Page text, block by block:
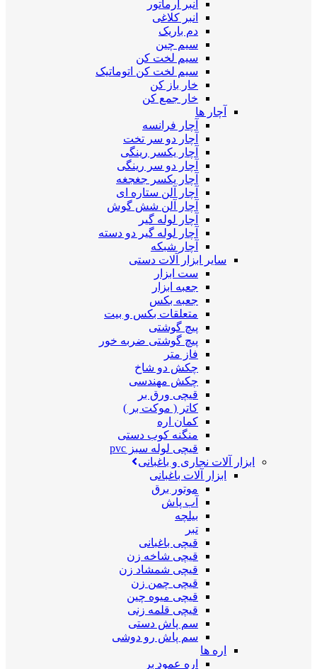
انبر آرماتور
انبر کلاغی
دم باریک
سیم چین
سیم لخت کن
سیم لخت کن اتوماتیک
خار باز کن
خار جمع کن
آچار ها
آچار فرانسه
آچار دو سر تخت
آچار یکسر رینگی
آچار دو سر رینگی
آچار یکسر جغجغه
آچار آلن ستاره ای
آچار آلن شش گوش
آچار لوله گیر
آچار لوله گیر دو دسته
آچار شبکه
سایر ابزار آلات دستی
ست ابزار
جعبه ابزار
جعبه بکس
متعلقات بکس و بیت
پیچ گوشتی
پیچ گوشتی ضربه خور
فاز متر
چکش دو شاخ
چکش مهندسی
قیچی ورق بر
کاتر ( موکت بر )
کمان اره
منگنه کوب دستی
قیچی لوله سبز pvc
ابزار آلات نجاری و باغبانی
ابزار آلات باغبانی
موتور برق
آب پاش
بیلچه
تبر
قیچی باغبانی
قیچی شاخه زن
قیچی شمشاد زن
قیچی چمن زن
قیچی میوه چین
قیچی قلمه زنی
سم پاش دستی
سم پاش رو دوشی
اره ها
اره عمود بر